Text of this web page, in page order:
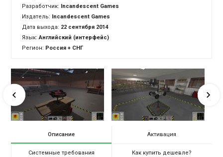
Разработчик:
Incandescent Games
Издатель:
Incandescent Games
Дата выхода: 22 сентября 2014
Язык:Английский (интерфейс)
Регион: Россия + СНГ
Описание Активация
Системные требования Как купить дешевле?